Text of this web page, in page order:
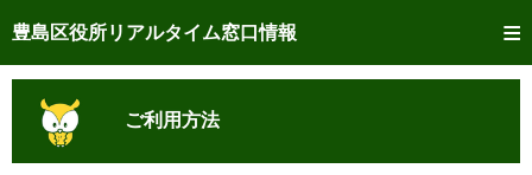
豊島区役所リアルタイム窓口情報
トップページへ
ご利用方法
事前予約
ご利用方法